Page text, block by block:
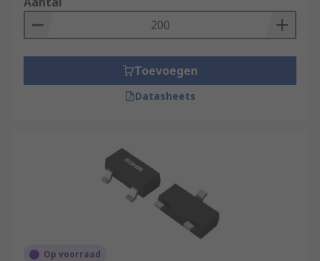
Toevoegen
Datasheets
Op voorraad